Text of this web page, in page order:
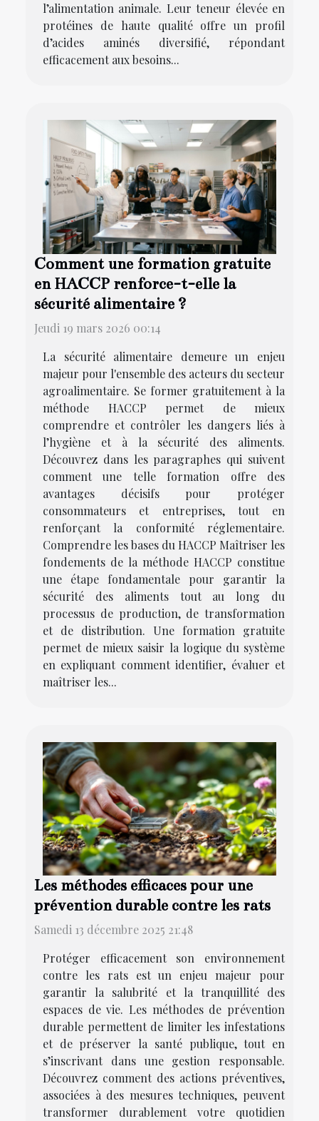
l’alimentation animale. Leur teneur élevée en
protéines de haute qualité offre un profil
d’acides aminés diversifié, répondant
efficacement aux besoins...
Comment une formation gratuite
en HACCP renforce-t-elle la
sécurité alimentaire ?
Jeudi 19 mars 2026 00:14
La sécurité alimentaire demeure un enjeu
majeur pour l'ensemble des acteurs du secteur
agroalimentaire. Se former gratuitement à la
méthode HACCP permet de mieux
comprendre et contrôler les dangers liés à
l’hygiène et à la sécurité des aliments.
Découvrez dans les paragraphes qui suivent
comment une telle formation offre des
avantages décisifs pour protéger
consommateurs et entreprises, tout en
renforçant la conformité réglementaire.
Comprendre les bases du HACCP Maîtriser les
fondements de la méthode HACCP constitue
une étape fondamentale pour garantir la
sécurité des aliments tout au long du
processus de production, de transformation
et de distribution. Une formation gratuite
permet de mieux saisir la logique du système
en expliquant comment identifier, évaluer et
maîtriser les...
Les méthodes efficaces pour une
prévention durable contre les rats
Samedi 13 décembre 2025 21:48
Protéger efficacement son environnement
contre les rats est un enjeu majeur pour
garantir la salubrité et la tranquillité des
espaces de vie. Les méthodes de prévention
durable permettent de limiter les infestations
et de préserver la santé publique, tout en
s’inscrivant dans une gestion responsable.
Découvrez comment des actions préventives,
associées à des mesures techniques, peuvent
transformer durablement votre quotidien